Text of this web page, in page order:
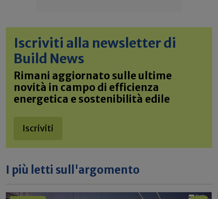
Iscriviti alla newsletter di
Build News
Rimani aggiornato sulle ultime
novità in campo di efficienza
energetica e sostenibilità edile
Iscriviti
I più letti sull'argomento